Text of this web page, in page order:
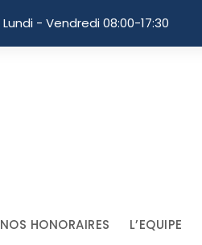
Lundi - Vendredi 08:00-17:30
NOS HONORAIRES L’EQUIPE